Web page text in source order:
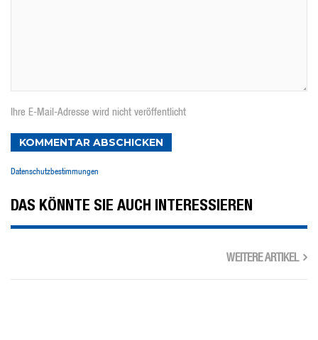
Ihre E-Mail-Adresse wird nicht veröffentlicht
KOMMENTAR ABSCHICKEN
Datenschutzbestimmungen
DAS KÖNNTE SIE AUCH INTERESSIEREN
WEITERE ARTIKEL